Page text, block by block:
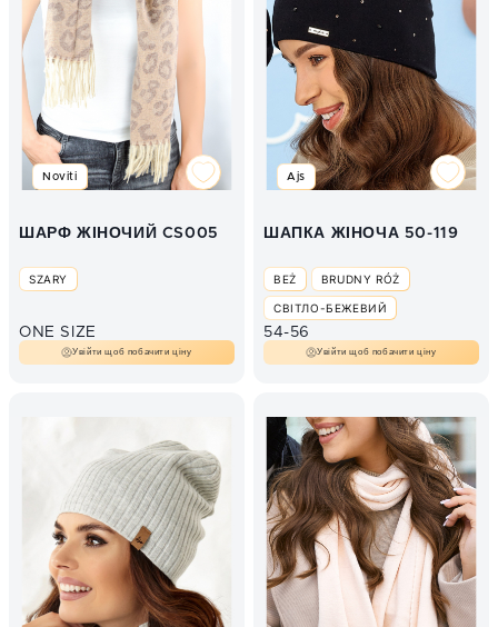
Noviti
ШАРФ ЖІНОЧИЙ CS005
SZARY
ONE SIZE
Увійти щоб побачити ціну
Ajs
ШАПКА ЖІНОЧА 50-119
BEŻ BRUDNY RÓŻ
СВІТЛО-БЕЖЕВИЙ
54-56
Увійти щоб побачити ціну